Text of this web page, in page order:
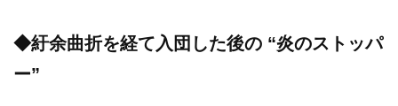
◆紆余曲折を経て入団した後の “炎のストッパ
ー”